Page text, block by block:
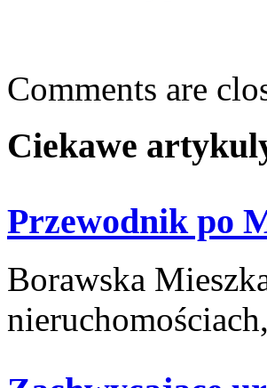
Comments are
Ciekawe
Przewodnik po
Borawska